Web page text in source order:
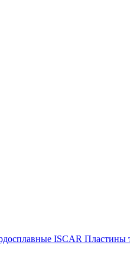
ISCAR Пластины